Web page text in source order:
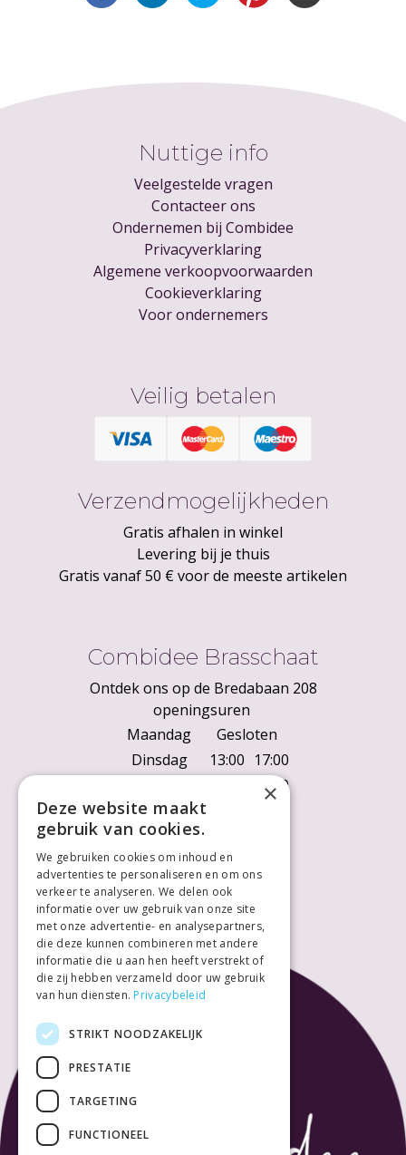
Nuttige info
Veelgestelde vragen
Contacteer ons
Ondernemen bij Combidee
Privacyverklaring
Algemene verkoopvoorwaarden
Cookieverklaring
Voor ondernemers
Veilig betalen
Verzendmogelijkheden
Gratis afhalen in winkel
Levering bij je thuis
Gratis vanaf 50 € voor de meeste artikelen
Combidee Brasschaat
Ontdek ons op de Bredabaan 208
openingsuren
Maandag
Gesloten
Dinsdag
13:00 17:00
18:00
Donderdag
Vrijdag
Zaterdag
10:00
Zondag
Gesloten
×
Deze website maakt
gebruik van cookies.
We gebruiken cookies om inhoud en
advertenties te personaliseren en om ons
verkeer te analyseren. We delen ook
informatie over uw gebruik van onze site
met onze advertentie- en analysepartners,
die deze kunnen combineren met andere
informatie die u aan hen heeft verstrekt of
die zij hebben verzameld door uw gebruik
van hun diensten. Privacybeleid
STRIKT NOODZAKELIJK
PRESTATIE
TARGETING
FUNCTIONEEL